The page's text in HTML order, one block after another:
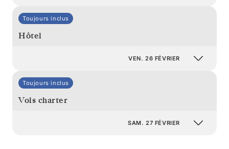
Toujours inclus
Hôtel
VEN. 26 FÉVRIER
Toujours inclus
Vols charter
SAM. 27 FÉVRIER